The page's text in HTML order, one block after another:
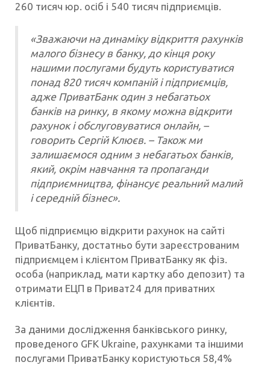
260 тисяч юр. осіб і 540 тисяч підприємців.
«Зважаючи на динаміку відкриття рахунків
малого бізнесу в банку, до кінця року
нашими послугами будуть користуватися
понад 820 тисяч компаній і підприємців,
адже ПриватБанк один з небагатьох
банків на ринку, в якому можна відкрити
рахунок і обслуговуватися онлайн, –
говорить Сергій Клюєв. – Також ми
залишаємося одним з небагатьох банків,
який, окрім навчання та пропаганди
підприємництва, фінансує реальний малий
і середній бізнес».
Щоб підприємцю відкрити рахунок на сайті
ПриватБанку, достатньо бути зареєстрованим
підприємцем і клієнтом ПриватБанку як фіз.
особа (наприклад, мати картку або депозит) та
отримати ЕЦП в Приват24 для приватних
клієнтів.
За даними дослідження банківського ринку,
проведеного GFK Ukraine, рахунками та іншими
послугами ПриватБанку користуються 58,4%